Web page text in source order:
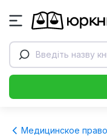
Введіть назву
Медицинское право